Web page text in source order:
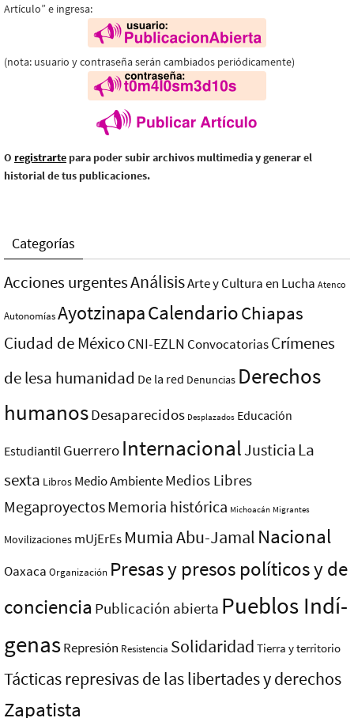
Artículo” e ingresa:
(nota: usuario y contraseña serán cambiados periódicamente)
O registrarte para poder subir archivos multimedia y generar el
historial de tus publicaciones.
Categorías
Acciones urgentesAnálisisArte y Cultura en Lucha Atenco
AutonomíasAyotzinapaCalendarioChiapas
Ciudad de MéxicoCNI-EZLN ConvocatoriasCrímenes
de lesa humanidad De la red Denuncias Derechos
humanosDesaparecidos Desplazados Educación
Estudiantil Guerrero InternacionalJusticia La
sexta Libros Medio AmbienteMedios Libres
MegaproyectosMemoria histórica Michoacán Migrantes
Movilizaciones mUjErEs Mumia Abu-Jamal Nacional
Oaxaca Organización Presas y presos polí­ticos y de
conciencia Publicación abierta Pueblos Indí­
genasRepresión Resistencia Solidaridad Tierra y territorio
Tácticas represivas de las libertades y derechos
Zapatista